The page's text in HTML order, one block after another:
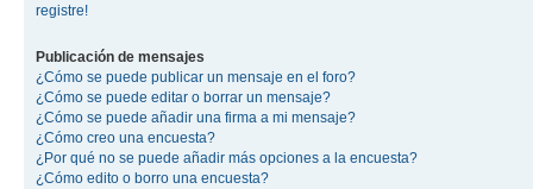
registre!
Publicación de mensajes
¿Cómo se puede publicar un mensaje en el foro?
¿Cómo se puede editar o borrar un mensaje?
¿Cómo se puede añadir una firma a mi mensaje?
¿Cómo creo una encuesta?
¿Por qué no se puede añadir más opciones a la encuesta?
¿Cómo edito o borro una encuesta?